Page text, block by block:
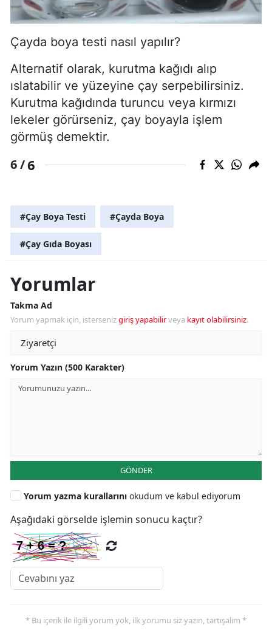
Çayda boya testi nasıl yapılır?
Alternatif olarak, kurutma kağıdı alıp
ıslatabilir ve yüzeyine çay serpebilirsiniz.
Kurutma kağıdında turuncu veya kırmızı
lekeler görürseniz, çay boyayla işlem
görmüş demektir.
6 /6
#Çay Boya Testi #Çayda Boya
#Çay Gıda Boyası
Yorumlar
Takma Ad
Yorum yapmak için, istersenizgiriş yapabilirveya kayıt olabilirsiniz.
Yorum Yazın (500 Karakter)
GÖNDER
Yorum yazma kurallarını okudum ve kabul ediyorum
Aşağıdaki görselde işlemin sonucu kaçtır?
* Bu içerik ile ilgili yorum yok, ilk yorumu siz yazın, tartışalım *